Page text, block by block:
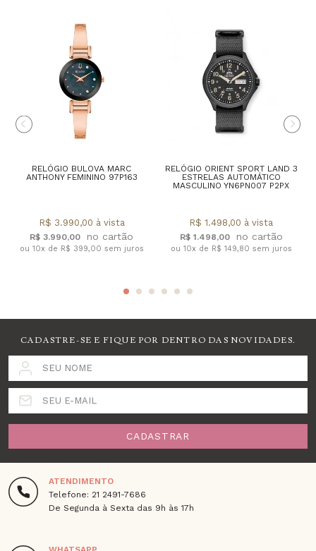
RELÓGIO BULOVA MARC
ANTHONY FEMININO 97P163
R$ 3.990,00
R$ 3.990,00 à vista
ou 10x de R$ 399,00 sem juros
RELÓGIO ORIENT SPORT LAND 3
ESTRELAS AUTOMÁTICO
MASCULINO YN6PN007 P2PX
R$ 1.498,00
R$ 1.498,00 à vista
ou 10x de R$ 149,80 sem juros
CADASTRE-SE E FIQUE POR DENTRO DAS NOVIDADES.
SEU NOME
SEU E-MAIL
CADASTRAR
ATENDIMENTO
Telefone: 21 2491-7686
De Segunda à Sexta das 9h às 17h